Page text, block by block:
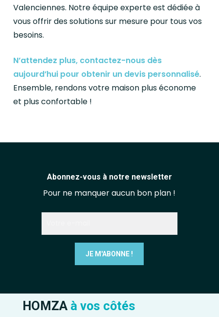
Valenciennes. Notre équipe experte est dédiée à
vous offrir des solutions sur mesure pour tous vos
besoins.
N’attendez plus, contactez-nous dès
aujourd’hui pour obtenir un devis personnalisé.
Ensemble, rendons votre maison plus économe
et plus confortable !
Abonnez-vous à notre newsletter
Pour ne manquer aucun bon plan !
HOMZA à vos côtés